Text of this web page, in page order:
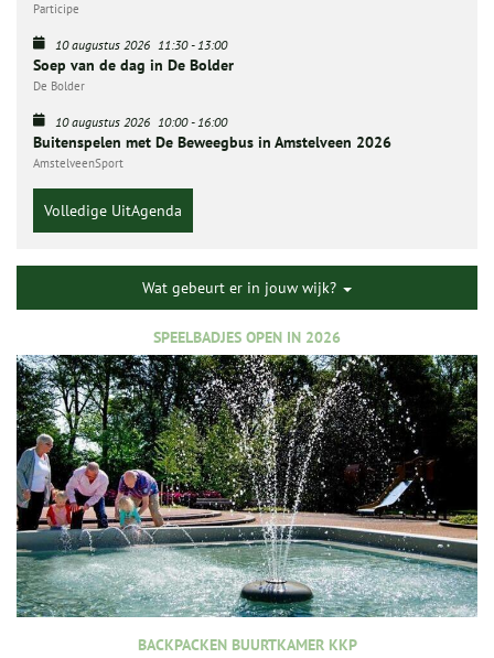
Participe
10 augustus 2026 11:30-13:00
Soep van de dag in De Bolder
De Bolder
10 augustus 2026 10:00-16:00
Buitenspelen met De Beweegbus in Amstelveen 2026
AmstelveenSport
Volledige UitAgenda
Wat gebeurt er in jouw wijk?
SPEELBADJES OPEN IN 2026
BACKPACKEN BUURTKAMER KKP